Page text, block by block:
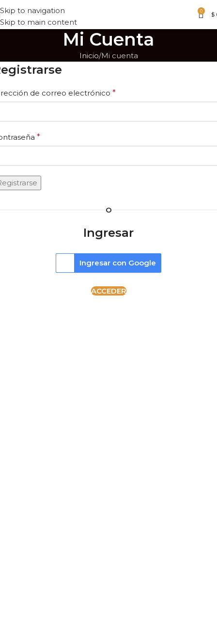
Skip to navigation
Skip to main content
0 $
Mi Cuenta
Inicio Mi cuenta
de correo electrónico *
*
O
Ingresar
Ingresar con Google
ACCEDER